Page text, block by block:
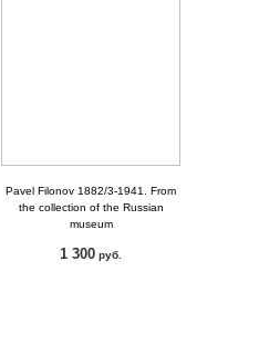
Pavel Filonov 1882/3-1941. From
the collection of the Russian
museum
1 300 руб.